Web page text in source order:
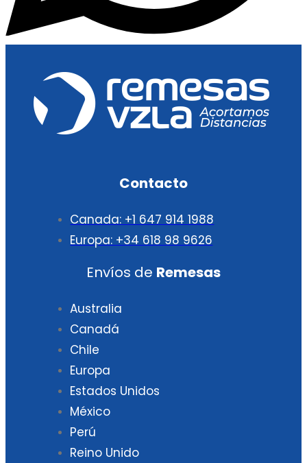
Contacto
Canada: +1 647 914 1988
Europa: +34 618 98 9626
Envíos de Remesas
Australia
Canadá
Chile
Europa
Estados Unidos
México
Perú
Reino Unido